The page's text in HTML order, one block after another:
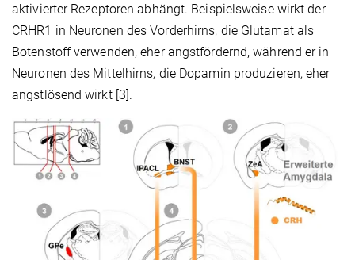
aktivierter Rezeptoren abhängt. Beispielsweise wirkt der
CRHR1 in Neuronen des Vorderhirns, die Glutamat als
Botenstoff verwenden, eher angstfördernd, während er in
Neuronen des Mittelhirns, die Dopamin produzieren, eher
angstlösend wirkt [3].